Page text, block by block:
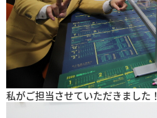
私がご担当させていただきました！